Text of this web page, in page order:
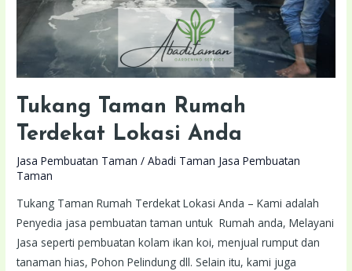
Tukang Taman Rumah
Terdekat Lokasi Anda
Jasa Pembuatan Taman /Abadi Taman Jasa Pembuatan
Taman
Tukang Taman Rumah Terdekat Lokasi Anda – Kami adalah
Penyedia jasa pembuatan taman untuk Rumah anda, Melayani
Jasa seperti pembuatan kolam ikan koi, menjual rumput dan
tanaman hias, Pohon Pelindung dll. Selain itu, kami juga